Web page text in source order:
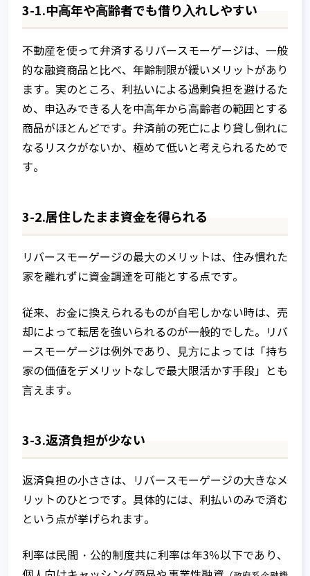
家族信託とは
信託って何？
家族信託の基本的な仕組み
家族信託以外の財産管理・資産承継手
不動産承継対策として有効な家族信託
家族信託の相談窓口とは
ご相談～信託契約締結までの流れ
3-1.中⾼年や⾼齢者でも借り⼊れしやすい
不動産を使って弁済するリバースモーゲージは、⼀般
的な融資商品と⽐べ、年齢制限が緩いメリットがあり
ます。実のところ、利払いによる過剰負担を避けるた
め、申込みできる⼈を中⾼年から⾼齢者の範囲とする
商品がほとんどです。弁済前の死亡により貸し倒れに
なるリスクがないか、極めて低いと考えられるためで
す。
3-2.居住したまま資⾦を得られる
リバースモーゲージの最⼤のメリットは、住み慣れた
家を離れずに資⾦調達を可能とする点です。
従来、お⾦に換えられるものが⾃宅しかない時は、売
却によって転居を強いられるのが⼀般的でした。リバ
ースモーゲージは例外であり、⾒⽅によっては「持ち
家の価値をデメリットなしで最⼤限活かす⼿段」とも
⾔えます。
3-3.返済負担が少ない
返済負担の⼩ささは、リバースモーゲージの⼤きなメ
リットのひとつです。具体的には、利払いのみで済む
という点が挙げられます。
利率は⺠間・公的制度共に利率は年3％以下であり、